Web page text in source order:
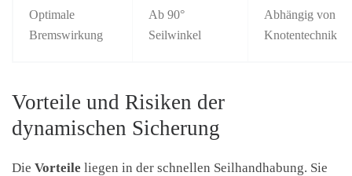
Optimale
Bremswirkung
Ab 90°
Seilwinkel
Abhängig von
Knotentechnik
Vorteile und Risiken der
dynamischen Sicherung
Die Vorteile liegen in der schnellen Seilhandhabung. Sie